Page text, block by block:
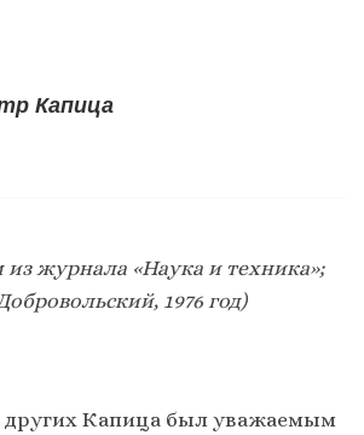
журнала «Наука и техника»;
1976 год)
Капица был уважаемым